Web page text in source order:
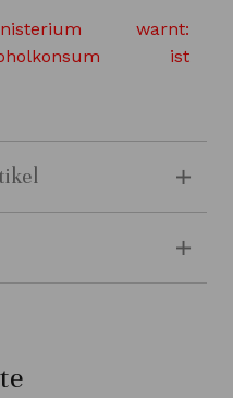
warnt:
ist